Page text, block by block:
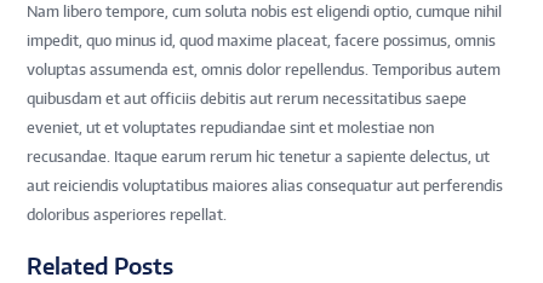
Nam libero tempore, cum soluta nobis est eligendi optio, cumque nihil
impedit, quo minus id, quod maxime placeat, facere possimus, omnis
voluptas assumenda est, omnis dolor repellendus. Temporibus autem
quibusdam et aut officiis debitis aut rerum necessitatibus saepe
eveniet, ut et voluptates repudiandae sint et molestiae non
recusandae. Itaque earum rerum hic tenetur a sapiente delectus, ut
aut reiciendis voluptatibus maiores alias consequatur aut perferendis
doloribus asperiores repellat.
Related Posts